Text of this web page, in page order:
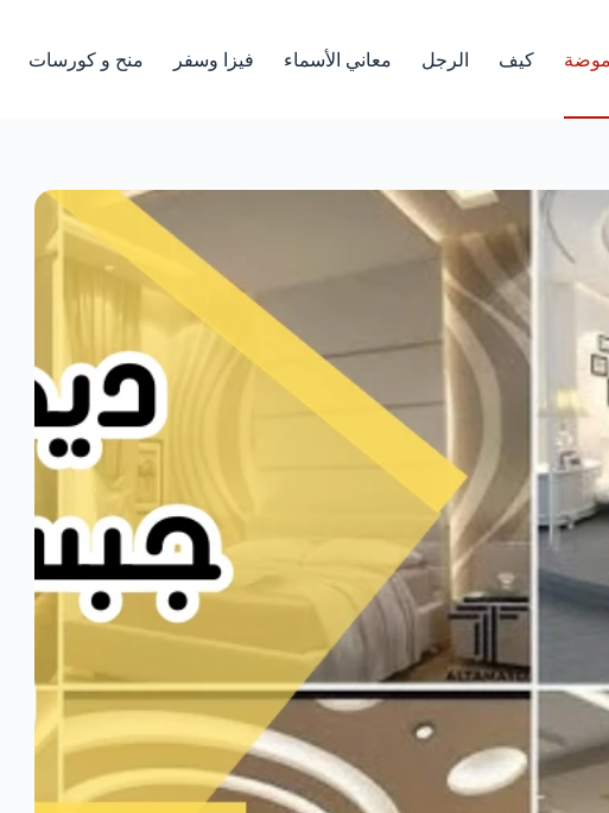
موضة كيف الرجل معاني الأسماء فيزا وسفر منح و كورسات